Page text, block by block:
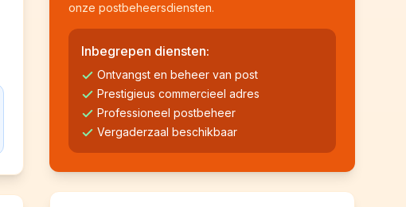
onze postbeheersdiensten.
Inbegrepen diensten:
Ontvangst en beheer van post
Prestigieus commercieel adres
Professioneel postbeheer
Vergaderzaal beschikbaar